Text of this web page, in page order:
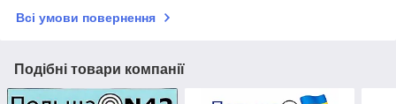
Всі умови повернення
Подібні товари компанії